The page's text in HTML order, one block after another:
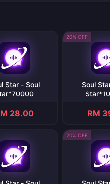
Star - Soul
28.00
20% OFF
Soul
RM
20% OFF